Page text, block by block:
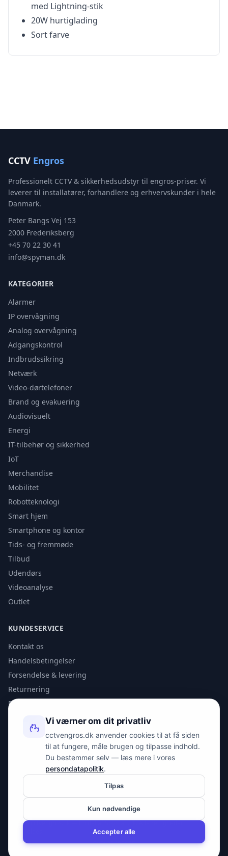
med Lightning-stik
20W hurtiglading
Sort farve
CCTV Engros
Professionelt CCTV & sikkerhedsudstyr til engros-priser. Vi
leverer til installatører, forhandlere og erhvervskunder i hele
Danmark.
Peter Bangs Vej 153
2000 Frederiksberg
+45 70 22 30 41
info@spyman.dk
KATEGORIER
Alarmer
IP overvågning
Analog overvågning
Adgangskontrol
Indbrudssikring
Netværk
Video-dørtelefoner
Brand og evakuering
Audiovisuelt
Energi
IT-tilbehør og sikkerhed
IoT
Merchandise
Mobilitet
Robotteknologi
Smart hjem
Smartphone og kontor
Tids- og fremmøde
Tilbud
Udendørs
Videoanalyse
Outlet
KUNDESERVICE
Kontakt os
Handelsbetingelser
Forsendelse & levering
Returnering
Privatlivspolitik
KONTAKT
info@spyman.dk
Peter Bangs Vej 153, 2000 Frederiksberg
© 2026 cctvengros.dk — En del af Spyman.dk. Alle rettigheder
CVR: 30605675
Vi værner om dit privatliv
cctvengros.dk anvender cookies til at få siden
til at fungere, måle brugen og tilpasse indhold.
Du bestemmer selv — læs mere i vores
persondatapolitik.
Tilpas
Kun nødvendige
Accepter alle